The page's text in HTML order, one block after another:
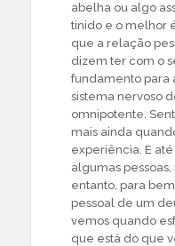
abelha ou algo
tinido e o melhor
que a relação
dizem ter com o
fundamento para
sistema nervoso
omnipotente.
mais ainda
experiência. E
algumas
entanto, para
pessoal de um
vemos quando
que está do que